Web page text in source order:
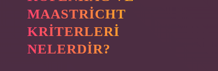
MAASTRICHT
KRITERLERI
NELERDIR?